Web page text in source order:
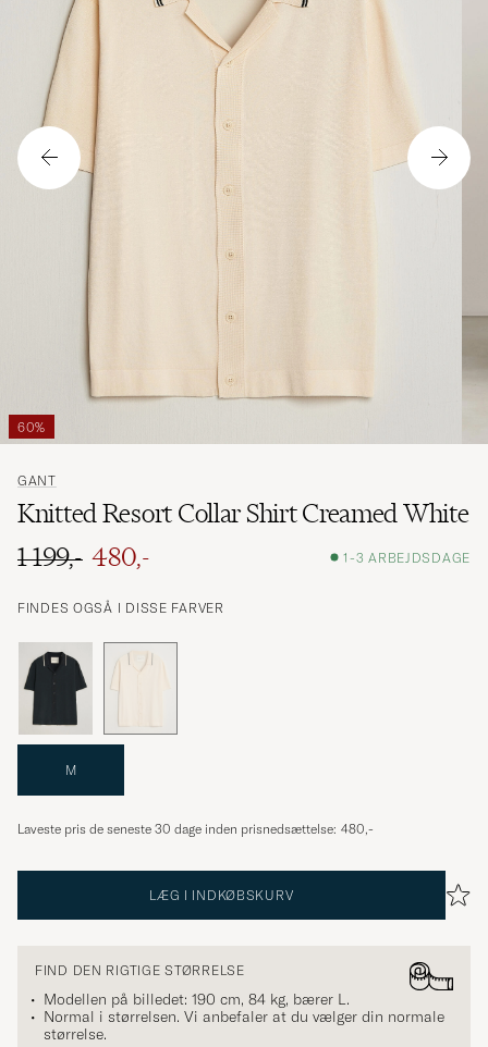
60%
GANT
Knitted Resort Collar Shirt Creamed White
1 199,- 480,- 1-3 ARBEJDSDAGE
FINDES OGSÅ I DISSE FARVER
M
Laveste pris de seneste 30 dage inden prisnedsættelse: 480,-
LÆG I INDKØBSKURV
FIND DEN RIGTIGE STØRRELSE
Modellen på billedet: 190 cm, 84 kg, bærer L.
Normal i størrelsen. Vi anbefaler at du vælger din normale
størrelse.